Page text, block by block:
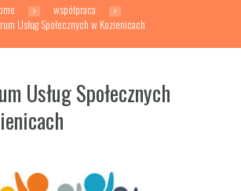
współpraca
Usług Społecznych w Kozienicach
Usług Społecznych